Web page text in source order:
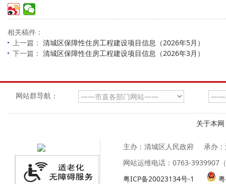
相关稿件：
上一篇： 清城区保障性住房工程建设项目信息（2026年5月）
下一篇： 清城区保障性住房工程建设项目信息（2026年3月）
网站群导航：
关于本网
主办：清城区人民政府
承办
网站运维电话：0763-3939907
粤ICP备20023134号-1